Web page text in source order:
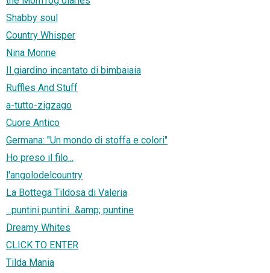
Shabby soul
Country Whisper
Nina Monne
Il giardino incantato di bimbaiaia
Ruffles And Stuff
a-tutto-zigzago
Cuore Antico
Germana: "Un mondo di stoffa e colori"
Ho preso il filo...
l'angolodelcountry
La Bottega Tildosa di Valeria
...puntini puntini...&amp; puntine
Dreamy Whites
CLICK TO ENTER
Tilda Mania